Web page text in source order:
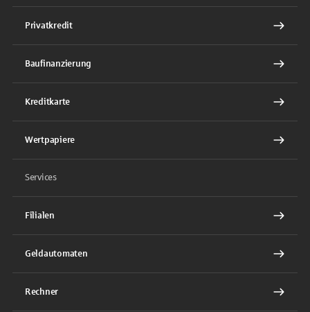
Privatkredit
Baufinanzierung
Kreditkarte
Wertpapiere
Services
Filialen
Geldautomaten
Rechner